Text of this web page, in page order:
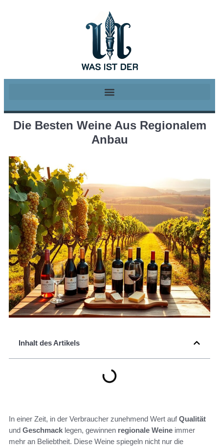
Die Besten Weine Aus Regionalem
Anbau
Inhalt des Artikels
In einer Zeit, in der Verbraucher zunehmend Wert aufQualität
und Geschmack legen, gewinnen regionale Weine immer
mehr an Beliebtheit. Diese Weine spiegeln nicht nur die